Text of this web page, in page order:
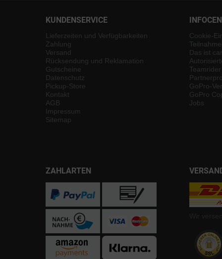
KUNDENSERVICE
Lieferzeiten und Verfügbarkeiten
Zahlung
Versand
Rücksendung und Reklamation
Gutscheine
Datenschutz
Pickup-Store
Kontakt
AGB
Impressum
Sitemap
Cookie-
Das ist
Teamrider
GoPro-
GoPro
Jobs
ZAHLARTEN